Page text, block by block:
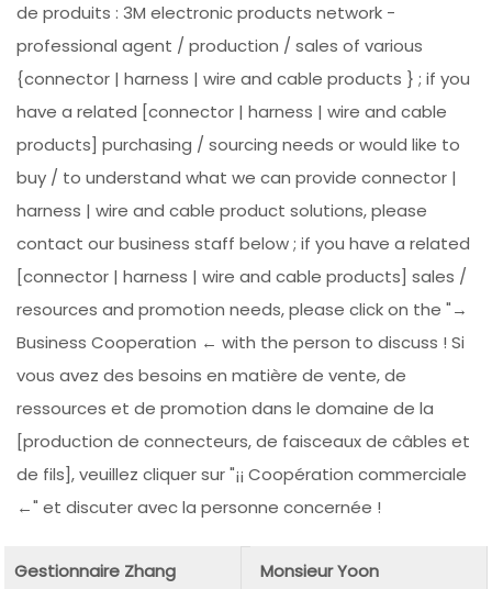
de produits : 3M electronic products network -
professional agent / production / sales of various
{connector | harness | wire and cable products } ; if you
have a related [connector | harness | wire and cable
products] purchasing / sourcing needs or would like to
buy / to understand what we can provide connector |
harness | wire and cable product solutions, please
contact our business staff below ; if you have a related
[connector | harness | wire and cable products] sales /
resources and promotion needs, please click on the "→
Business Cooperation ← with the person to discuss ! Si
vous avez des besoins en matière de vente, de
ressources et de promotion dans le domaine de la
[production de connecteurs, de faisceaux de câbles et
de fils], veuillez cliquer sur "¡¡ Coopération commerciale
←" et discuter avec la personne concernée !
Gestionnaire Zhang
Monsieur Yoon